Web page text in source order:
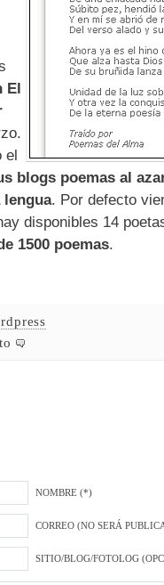
El
el
blogs poemas al
lengua. Por defecto
disponibles 14
1500 poemas.
NOMBRE (*)
CORREO (NO SERÁ
SITIO/BLOG/FOTOLOG